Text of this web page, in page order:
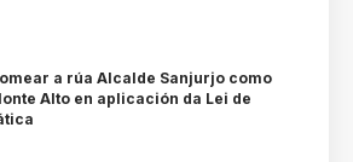
a rúa Alcalde Sanjurjo como
Alto en aplicación da Lei de